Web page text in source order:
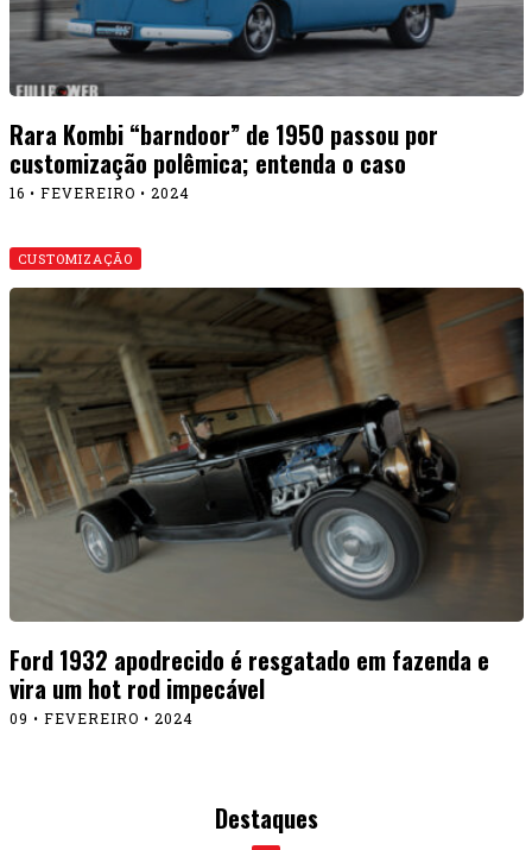
Rara Kombi “barndoor” de 1950 passou por
customização polêmica; entenda o caso
16 • FEVEREIRO • 2024
CUSTOMIZAÇÃO
Ford 1932 apodrecido é resgatado em fazenda e
vira um hot rod impecável
09 • FEVEREIRO • 2024
Destaques